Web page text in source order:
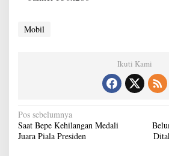
Mobil
Ikuti Kami
N
a
Pos sebelumnya
Saat Bepe Kehilangan Medali
Juara Piala Presiden